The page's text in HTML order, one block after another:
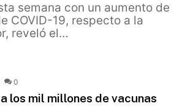
semana con un aumento de
COVID-19, respecto a la
reveló el…
0
los mil millones de vacunas